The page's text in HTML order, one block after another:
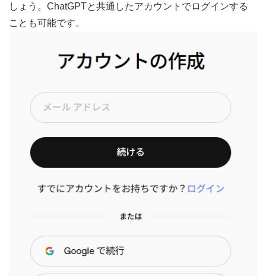
しょう。ChatGPTと共通したアカウントでログインする
ことも可能です。